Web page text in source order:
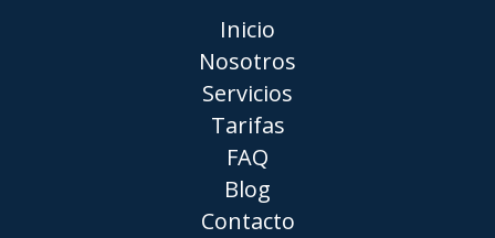
Inicio
Nosotros
Servicios
Tarifas
FAQ
Blog
Contacto